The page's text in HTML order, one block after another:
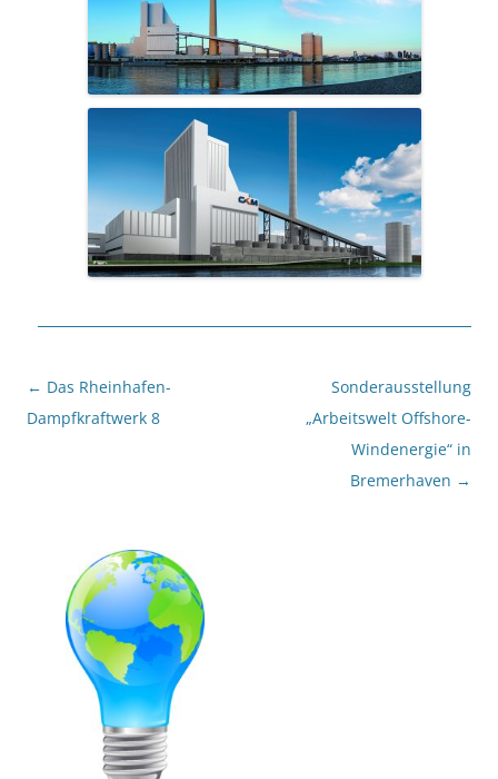
Beitragsnavigation
← Das Rheinhafen-
Dampfkraftwerk 8
Sonderausstellung
„Arbeitswelt Offshore-
Windenergie“ in
Bremerhaven →